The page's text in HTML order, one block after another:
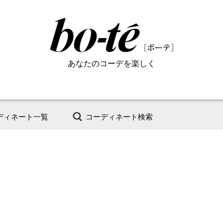
あなたのコーデを楽しく
ィネート一覧 コーディネート検索